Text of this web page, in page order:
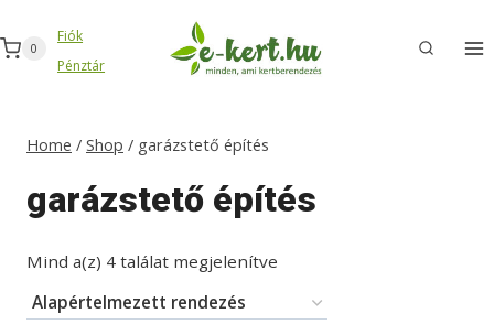
to
content
0
Fiók
Pénztár
Home / Shop / garázstető építés
garázstető építés
Mind a(z) 4 találat megjelenítve